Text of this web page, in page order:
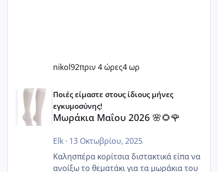
nikol92πριν 4 ώρες4 ωρ
Μωράκια Μαΐου 2026 🌸🌻🌹
Ποιές είμαστε στους ίδιους μήνες
εγκυμοσύνης!
Μωράκια Μαΐου 2026 🌸🌻🌹
Elk· 13 Οκτωβρίου, 2025
Καλησπέρα κορίτσια διστακτικά είπα να
ανοίξω το θεματάκι για τα μωράκια του